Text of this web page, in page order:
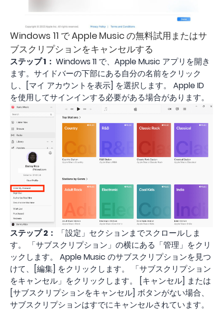
Windows 11 で Apple Music の無料試用またはサ
ブスクリプションをキャンセルする
ステップ 1： Windows 11 で、Apple Music アプリを開き
ます。サイドバーの下部にある自分の名前をクリック
し、[マイ アカウントを表示] を選択します。 Apple ID
を使用してサインインする必要がある場合があります。
ステップ 2：
「設定」セクションまでスクロールしま
す。 「サブスクリプション」の横にある「管理」をクリ
ックします。 Apple Music のサブスクリプションを見つ
けて、[編集] をクリックします。 「サブスクリプション
をキャンセル」をクリックします。 [キャンセル] または
[サブスクリプションをキャンセル] ボタンがない場合、
サブスクリプションはすでにキャンセルされています。